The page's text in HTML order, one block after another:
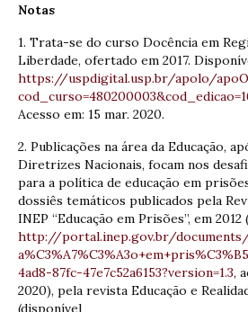
Notas
1. Trata-se do curso Docência em
Liberdade, ofertado em 2017.
https://uspdigital.usp.br/apolo/
Acesso em: 15 mar. 2020.
2. Publicações na área da Educação,
Diretrizes Nacionais, focam nos
para a política de educação em
dossiês temáticos publicados pela
INEP “Educação em Prisões”, em
http://portal.inep.gov.br/
4ad8-87fc-47e7c52a6153?version=1.3,
2020), pela revista Educação e
(disponível